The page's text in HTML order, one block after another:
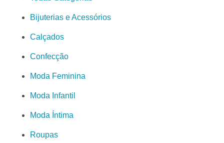
Bijuterias e Acessórios
Calçados
Confecção
Moda Feminina
Moda Infantil
Moda Íntima
Roupas